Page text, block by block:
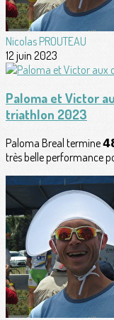
Nicolas PROUTEAU
12 juin 2023
Paloma et Victor
triathlon 2023
Paloma Breal termine
très belle performance